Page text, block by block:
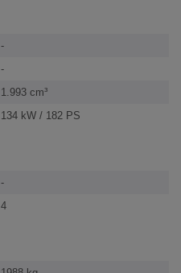
-
-
1.993 cm³
134 kW / 182 PS
-
4